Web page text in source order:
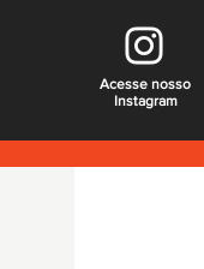
Acesse nosso
Instagram